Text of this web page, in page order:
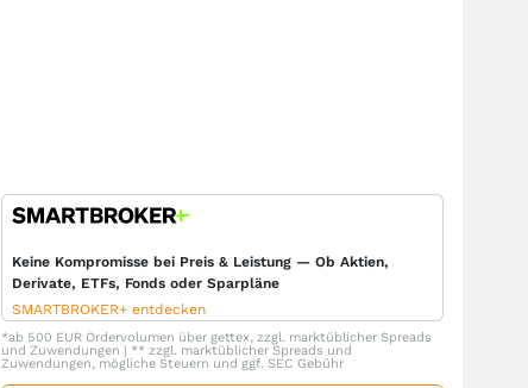
Keine Kompromisse bei Preis & Leistung — Ob Aktien,
Derivate, ETFs, Fonds oder Sparpläne
SMARTBROKER+ entdecken
*ab 500 EUR Ordervolumen über gettex, zzgl. marktüblicher Spreads
und Zuwendungen | ** zzgl. marktüblicher Spreads und
Zuwendungen, mögliche Steuern und ggf. SEC Gebühr